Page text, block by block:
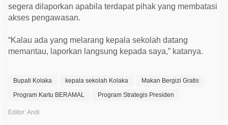
segera dilaporkan apabila terdapat pihak yang membatasi
akses pengawasan.
“Kalau ada yang melarang kepala sekolah datang
memantau, laporkan langsung kepada saya,” katanya.
Bupati Kolaka kepala sekolah Kolaka
Makan Bergizi Gratis
Program Kartu BERAMAL
Program Strategis Presiden
Editor: Andi